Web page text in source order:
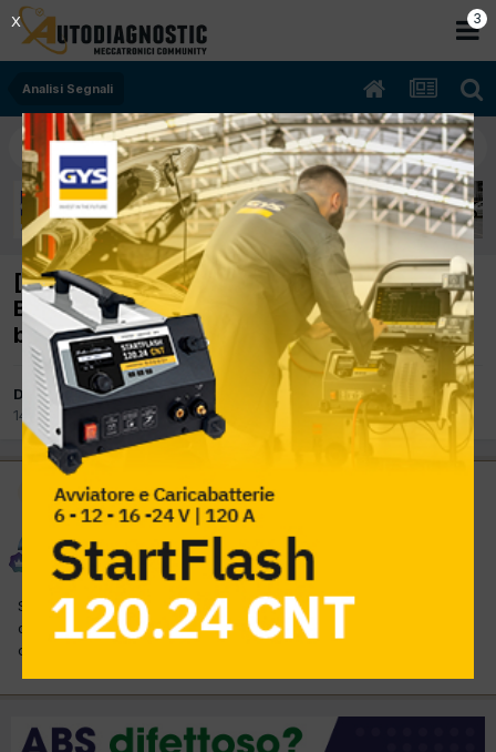
Analisi Segnali
[Suzuki Jimny 10/2002 1328cc M13A 60Kw
Benzina] quadro segnali giri fase comando
bobine
Da peppino mibtel
14 Maggio 2023inAnalisi Segnali
Moderatore
peppino mibtel
Inviato14 Maggio 2023
Saluti a tutti, quadro segnali con giri fase comando bobine di
questa Suzuki Jimny a bz 1328 cc 60 kw motore M13A del 2002
con 92651 km e nessun problema........ (continua)
2
X